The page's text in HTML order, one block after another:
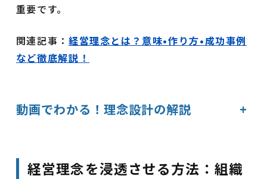
重要です。
関連記事： 経営理念とは？意味•作り方•成功事例
など徹底解説！
動画でわかる！理念設計の解説 +
経営理念を浸透させる方法：組織